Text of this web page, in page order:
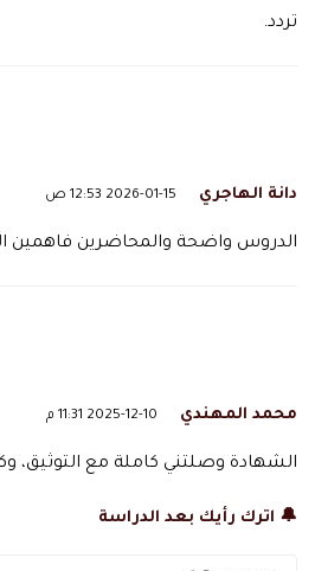
تردد.
دانة الهاجري 2026-01-15 12:53 ص
الدروس واضحة والمحاضرين فاهمين
محمد المهندي 2025-12-10 11:31 م
الشهادة وصلتني كاملة مع
🔔 اترك رأيك بعد الدراسة